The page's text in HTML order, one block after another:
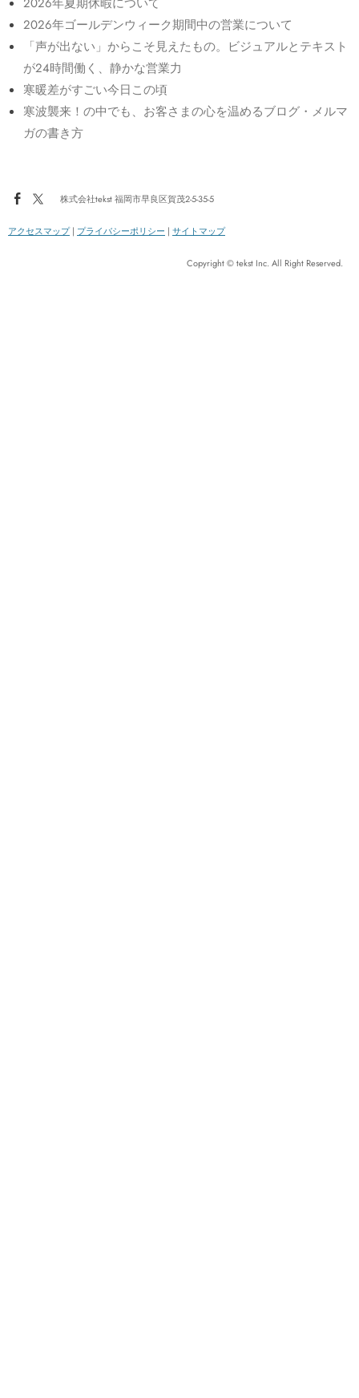
2026年ゴールデンウィーク期間中の営業について
「声が出ない」からこそ見えたもの。ビジュアルとテキスト
が24時間働く、静かな営業力
寒暖差がすごい今日この頃
寒波襲来！の中でも、お客さまの心を温めるブログ・メルマ
ガの書き方
株式会社tekst 福岡市早良区賀茂2-5-35-5
アクセスマップ| プライバシーポリシー | サイトマップ
Copyright © tekst Inc. All Right Reserved.